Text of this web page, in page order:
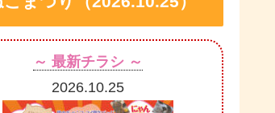
～ 最新チラシ ～
2026.10.25